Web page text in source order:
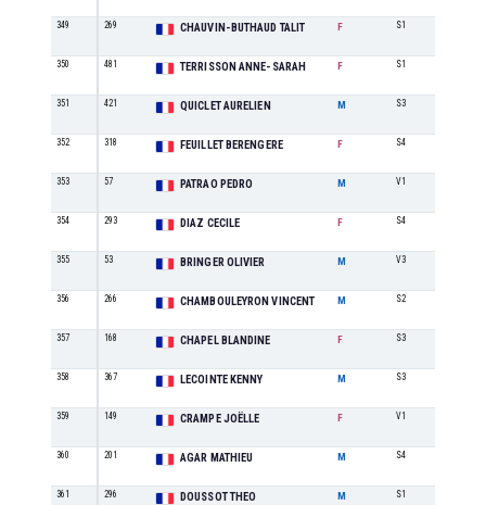
349 269 CHAUVIN-BUTHAUD TALIT F S1
350 481 TERRISSON ANNE-SARAH F S1
351 421 QUICLET AURELIEN M S3
352 318 FEUILLET BERENGERE F S4
353 57 PATRAO PEDRO M V1
354 293 DIAZ CECILE F S4
355 53 BRINGER OLIVIER M V3
356 266 CHAMBOULEYRON VINCENT M S2
357 168 CHAPEL BLANDINE F S3
358 367 LECOINTE KENNY M S3
359 149 CRAMPE JOËLLE F V1
360 201 AGAR MATHIEU M S4
361 296 DOUSSOT THEO M S1